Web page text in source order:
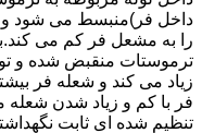
داخل فر)منبسط می شود و
را به مشعل فر کم می
ترموستات منقبض شده و
زیاد می کند و شعله فر
فر با کم و زیاد شدن
تنظیم شده ای ثابت